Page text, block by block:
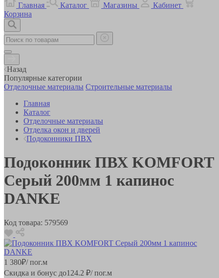
Главная
Каталог Магазины
Кабинет
Корзина
Назад
Популярные категории
Отделочные материалы Строительные материалы
Главная
Каталог
Отделочные материалы
Отделка окон и дверей
Подоконники ПВХ
Подоконник ПВХ KOMFORT
Серый 200мм 1 капинос
DANKE
Код товара: 579569
1 380₽/ пог.м
Скидка и бонус до124.2 ₽/ пог.м